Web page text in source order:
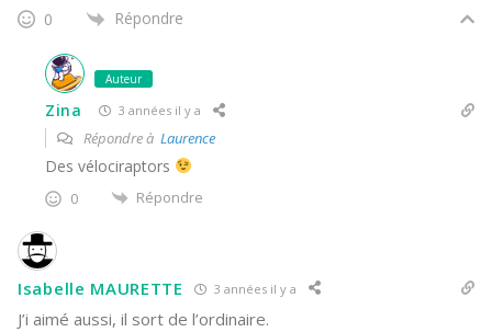
0 Répondre
Auteur
Zina 3 années il y a
Répondre à Laurence
Des vélociraptors
0 Répondre
Isabelle MAURETTE 3 années il y a
J’i aimé aussi, il sort de l’ordinaire.